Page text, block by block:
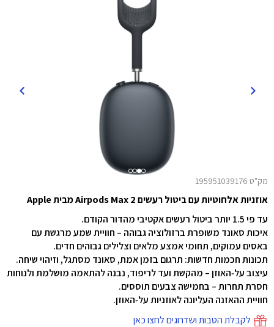
מק"ט 195951039176
אוזניות אלחוטיות עם ביטול רעשים Airpods Max 2 מבית Apple
עד פי 1.5 יותר ביטול רעשים אקטיבי מהדור הקודם.
איכות סאונד משופרת ברזולוציה גבוהה – חוויית שמע מרגשת עם
באסים עמוקים, תחומי אמצע מלאים וצלילים גבוהים חדים.
תכונות חכמות חדשות: תרגום בזמן אמת, סאונד מסתגל, וזיהוי שיחה.
עיצוב על‑האוזן – מהקשת ועד לריפוד, נבנה להתאמה מושלמת ולנוחות
חסרת תחרות – בחמישה צבעים תוססים.
חוויית ההאזנה העליונה לאוזניות על‑האוזן.
לקבלת הטבות ושדרוגים לחצו כאן